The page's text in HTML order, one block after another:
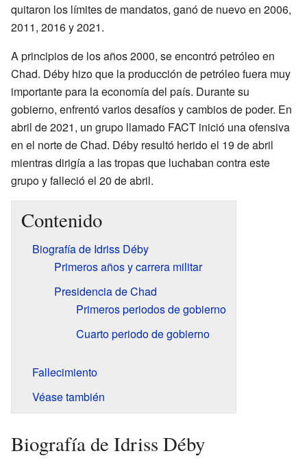
quitaron los límites de mandatos, ganó de nuevo en 2006,
2011, 2016 y 2021.
A principios de los años 2000, se encontró petróleo en
Chad. Déby hizo que la producción de petróleo fuera muy
importante para la economía del país. Durante su
gobierno, enfrentó varios desafíos y cambios de poder. En
abril de 2021, un grupo llamado FACT inició una ofensiva
en el norte de Chad. Déby resultó herido el 19 de abril
mientras dirigía a las tropas que luchaban contra este
grupo y falleció el 20 de abril.
Contenido
Biografía de Idriss Déby
Primeros años y carrera militar
Presidencia de Chad
Primeros periodos de gobierno
Cuarto periodo de gobierno
Fallecimiento
Véase también
Biografía de Idriss Déby